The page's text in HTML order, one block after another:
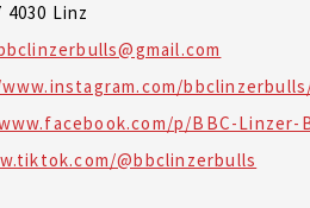
Linz
p/BBC-Linzer-
@bbclinzerbulls